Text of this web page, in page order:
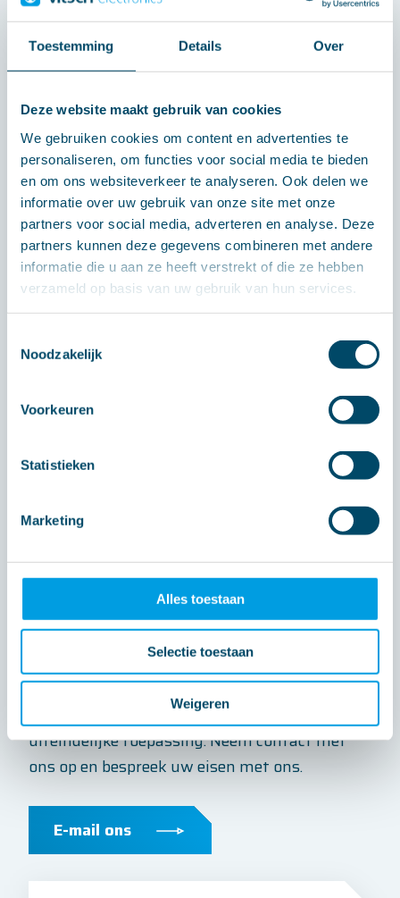
Toestemming Details Over
Deze website maakt gebruik van cookies
We gebruiken cookies om content en advertenties te
personaliseren, om functies voor social media te bieden
en om ons websiteverkeer te analyseren. Ook delen we
informatie over uw gebruik van onze site met onze
partners voor social media, adverteren en analyse. Deze
partners kunnen deze gegevens combineren met andere
informatie die u aan ze heeft verstrekt of die ze hebben
verzameld op basis van uw gebruik van hun services.
Noodzakelijk
Voorkeuren
Statistieken
Marketing
Alles toestaan
Selectie toestaan
Weigeren
mechanisch gebied met u meedenken.
Snelle en efficiënte productie: samen met
uitgerust voor hetproduceren van grote
volumesvan elektronische systemen.
Hoge kwaliteit: wij hechten veel waarde
aan kwaliteit en leveren ook alleen
producten die vollediggeautomatiseerd
zijn getest.
Betrouwbaresupply-chain: wij beschikken
over een uitgebreid netwerk van
betrouwbare leveranciers voor
componenten en andere materialen.
Kostenbesparend: wij streven altijd naar
de meest kostenefficiënte oplossing voor
onze klanten.
Laat ons uw complete elektronische systeem
bouwen
Een goed geïntegreerde box-build-oplossing
zorgt voor een efficiëntere installatie,
gecontroleerde systeemintegratie en
betrouwbare werking binnen industriële
toepassingen. Onze engineers denken mee
over een efficiënte en betrouwbare integratie
van het elektronische systeem binnen de
uiteindelijke toepassing. Neem contact met
ons op en bespreek uw eisen met ons.
E-mail ons